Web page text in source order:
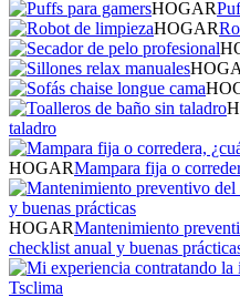
HOGAR
HOGAR
taladro
HOGARMampara fija o
HOGARMantenimiento
checklist anual y buenas